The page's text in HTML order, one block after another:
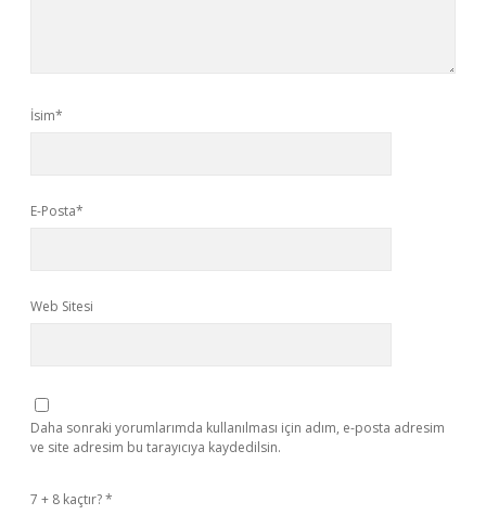
İsim*
E-Posta*
Web Sitesi
Daha sonraki yorumlarımda kullanılması için adım, e-posta adresim
ve site adresim bu tarayıcıya kaydedilsin.
7 + 8 kaçtır?*